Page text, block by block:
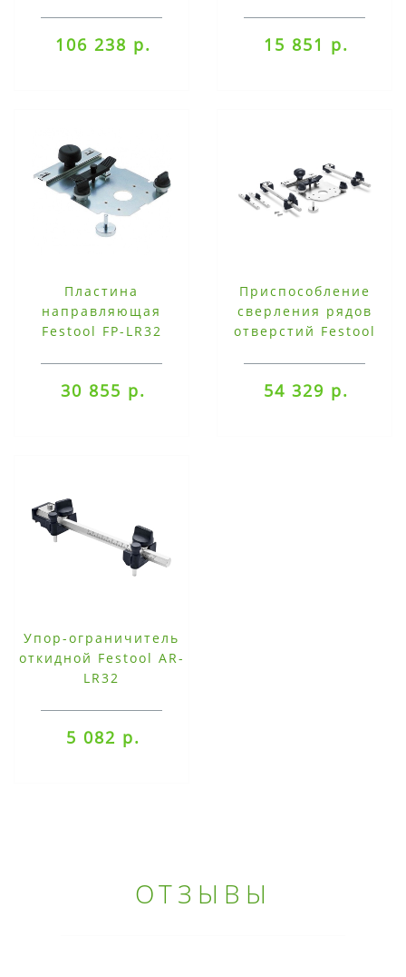
106 238 р. 15 851 р.
Пластина
направляющая
Festool FP-LR32
30 855 р.
Приспособление
сверления рядов
отверстий Festool
54 329 р.
Упор-ограничитель
откидной Festool AR-
LR32
5 082 р.
ОТЗЫВЫ